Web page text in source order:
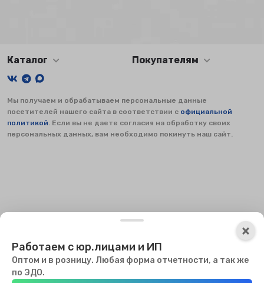
Мы используем файлы куки, чтобы сайт мог работать. Оставаясь
на сайте, вы соглашаетесь с использованием куки.
Каталог Покупателям
Мы получаем и обрабатываем персональные данные
посетителей нашего сайта в соответствии с официальной
политикой . Если вы не даете согласия на обработку своих
персональных данных, вам необходимо покинуть наш сайт.
×
Работаем с юр.лицами и ИП
Оптом и в розницу. Любая форма отчетности, а так же
по ЭДО.
×